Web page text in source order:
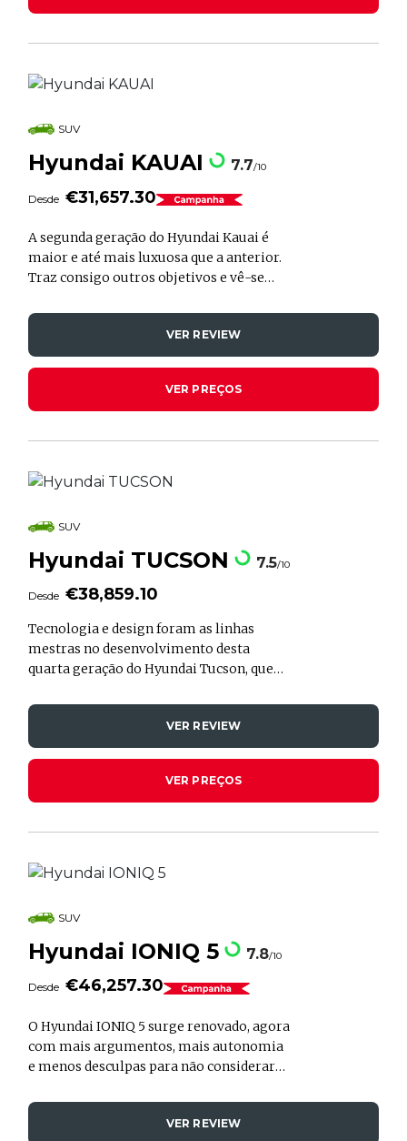
SUV
Hyundai KAUAI 7.7/10
Desde €31,657.30
A segunda geração do Hyundai Kauai é
maior e até mais luxuosa que a anterior.
Traz consigo outros objetivos e vê-se
concorrentes, como o Volvo EX30 ou o
Smart #1. O Hyundai Kauai está com uma
presença mais marcante e com um preço
a partir dos 31,057.30€.
VER REVIEW
VER PREÇOS
SUV
Hyundai TUCSON 7.5/10
Desde €38,859.10
Tecnologia e design foram as linhas
mestras no desenvolvimento desta
quarta geração do Hyundai Tucson, que
nove versões distintas e preços que
oscilam entre os 34.196€ da versão 1.6
TGDi Premium e os 51.905€ da opção
PHEV 1.6 TGDI Vanguard, de caixa
automática, com 265 cavalos. Mais caro
como é o caso do Mitsubishi Eclipse
Hyundai Tucson tem tudo o que precisa?
VER REVIEW
VER PREÇOS
SUV
Hyundai IONIQ 5 7.8/10
Desde €46,257.30
O Hyundai IONIQ 5 surge renovado, agora
com mais argumentos, mais autonomia
e menos desculpas para não considerares
protótipo saído de um salão automóvel.
Nesta versão atualizada, o IONIQ 5VER REVIEW